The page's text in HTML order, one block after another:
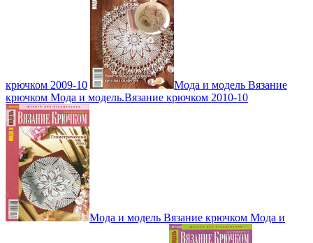
крючком 2009-10
Мода и модель Вязание
крючком Мода и модель.Вязание крючком 2010-10
Мода и модель Вязание крючком Мода и